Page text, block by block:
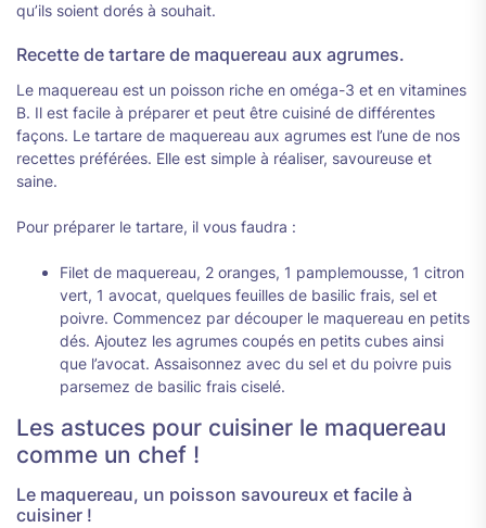
qu’ils soient dorés à souhait.
Recette de tartare de maquereau aux agrumes.
Le maquereau est un poisson riche en oméga-3 et en vitamines
B. Il est facile à préparer et peut être cuisiné de différentes
façons. Le tartare de maquereau aux agrumes est l’une de nos
recettes préférées. Elle est simple à réaliser, savoureuse et
saine.
Pour préparer le tartare, il vous faudra :
Filet de maquereau, 2 oranges, 1 pamplemousse, 1 citron
vert, 1 avocat, quelques feuilles de basilic frais, sel et
poivre. Commencez par découper le maquereau en petits
dés. Ajoutez les agrumes coupés en petits cubes ainsi
que l’avocat. Assaisonnez avec du sel et du poivre puis
parsemez de basilic frais ciselé.
Les astuces pour cuisiner le maquereau
comme un chef !
Le maquereau, un poisson savoureux et facile à
cuisiner !